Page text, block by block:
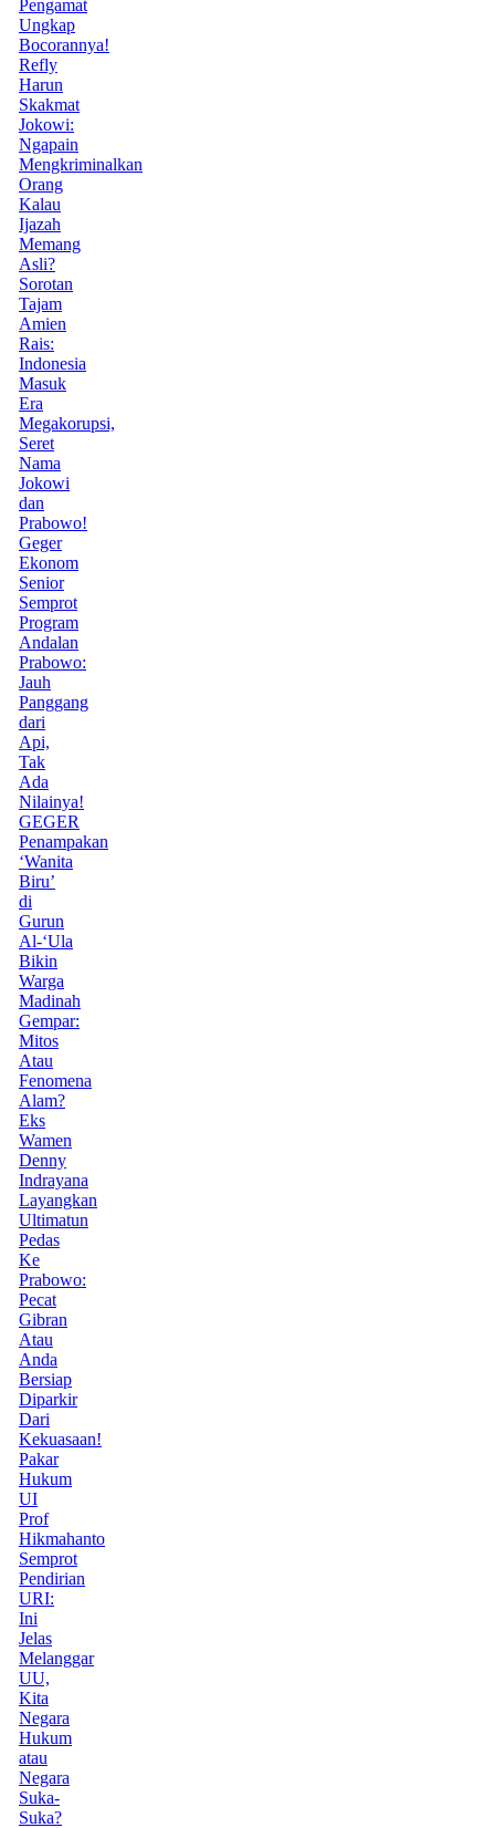
Pengamat
Ungkap
Bocorannya!
Refly
Harun
Skakmat
Jokowi:
Ngapain
Mengkriminalkan
Orang
Kalau
Ijazah
Memang
Asli?
Sorotan
Tajam
Amien
Rais:
Indonesia
Masuk
Era
Megakorupsi,
Seret
Nama
Jokowi
dan
Prabowo!
Geger
Ekonom
Senior
Semprot
Program
Andalan
Prabowo:
Jauh
Panggang
dari
Api,
Tak
Ada
Nilainya!
GEGER
Penampakan
‘Wanita
Biru’
di
Gurun
Al-‘Ula
Bikin
Warga
Madinah
Gempar:
Mitos
Atau
Fenomena
Alam?
Eks
Wamen
Denny
Indrayana
Layangkan
Ultimatun
Pedas
Ke
Prabowo:
Pecat
Gibran
Atau
Anda
Bersiap
Diparkir
Dari
Kekuasaan!
Pakar
Hukum
UI
Prof
Hikmahanto
Semprot
Pendirian
URI:
Ini
Jelas
Melanggar
UU,
Kita
Negara
Hukum
atau
Negara
Suka-
Suka?